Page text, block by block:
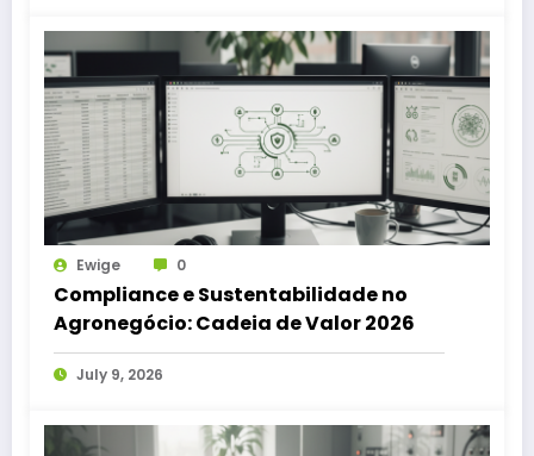
Ewige 0
Compliance e Sustentabilidade no
Agronegócio: Cadeia de Valor 2026
July 9, 2026